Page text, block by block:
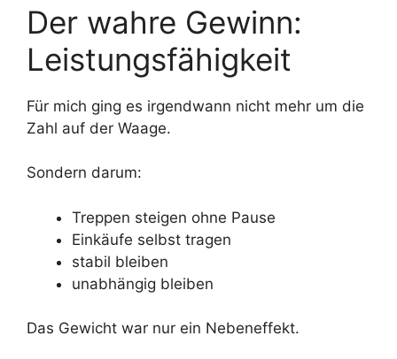
Der wahre Gewinn:
Leistungsfähigkeit
Für mich ging es irgendwann nicht mehr um die
Zahl auf der Waage.
Sondern darum:
Treppen steigen ohne Pause
Einkäufe selbst tragen
stabil bleiben
unabhängig bleiben
Das Gewicht war nur ein Nebeneffekt.